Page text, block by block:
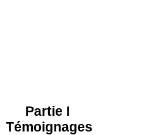
Partie I
Témoignages